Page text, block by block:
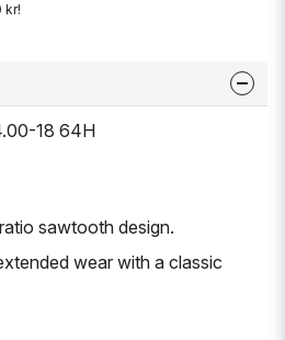
kr!
18 64H
sawtooth design.
wear with a classic